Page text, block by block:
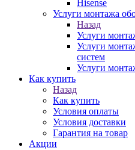
Hisense
Услуги монтажа
Назад
Услуги
Услуги
систем
Услуги
Как купить
Назад
Как купить
Условия оплаты
Условия доставки
Гарантия на товар
Акции